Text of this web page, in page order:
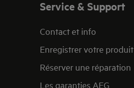
Service & Support
Contact et info
Enregistrer votre produit
Réserver une réparation
Les garanties AEG